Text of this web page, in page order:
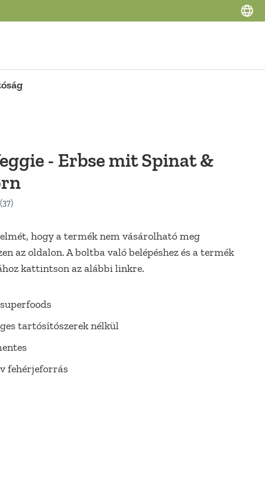
- Erbse mit Spinat &
hogy a termék nem vásárolható meg
az oldalon. A boltba való belépéshez és a termék
kattintson az alábbi linkre.
tartósítószerek nélkül
fehérjeforrás